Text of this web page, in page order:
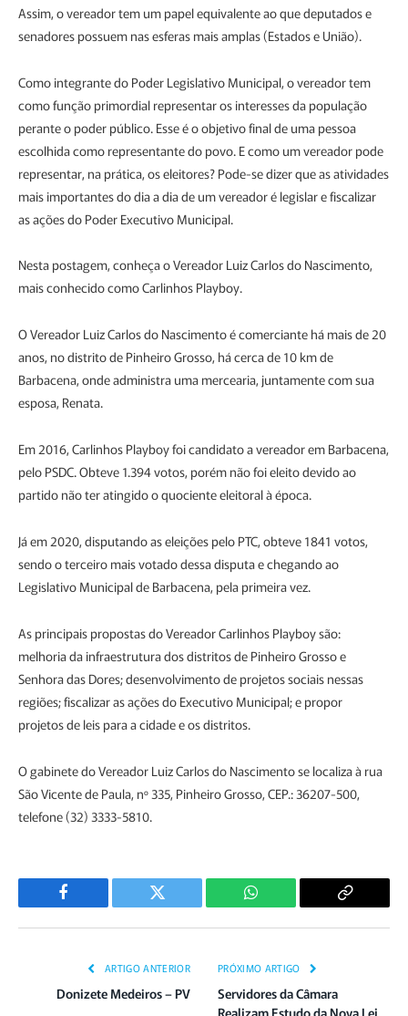
Assim, o vereador tem um papel equivalente ao que deputados e
senadores possuem nas esferas mais amplas (Estados e União).
Como integrante do Poder Legislativo Municipal, o vereador tem
como função primordial representar os interesses da população
perante o poder público. Esse é o objetivo final de uma pessoa
escolhida como representante do povo. E como um vereador pode
representar, na prática, os eleitores? Pode-se dizer que as atividades
mais importantes do dia a dia de um vereador é legislar e fiscalizar
as ações do Poder Executivo Municipal.
Nesta postagem, conheça o Vereador Luiz Carlos do Nascimento,
mais conhecido como Carlinhos Playboy.
O Vereador Luiz Carlos do Nascimento é comerciante há mais de 20
anos, no distrito de Pinheiro Grosso, há cerca de 10 km de
Barbacena, onde administra uma mercearia, juntamente com sua
esposa, Renata.
Em 2016, Carlinhos Playboy foi candidato a vereador em Barbacena,
pelo PSDC. Obteve 1.394 votos, porém não foi eleito devido ao
partido não ter atingido o quociente eleitoral à época.
Já em 2020, disputando as eleições pelo PTC, obteve 1841 votos,
sendo o terceiro mais votado dessa disputa e chegando ao
Legislativo Municipal de Barbacena, pela primeira vez.
As principais propostas do Vereador Carlinhos Playboy são:
melhoria da infraestrutura dos distritos de Pinheiro Grosso e
Senhora das Dores; desenvolvimento de projetos sociais nessas
regiões; fiscalizar as ações do Executivo Municipal; e propor
projetos de leis para a cidade e os distritos.
O gabinete do Vereador Luiz Carlos do Nascimento se localiza à rua
São Vicente de Paula, nº 335, Pinheiro Grosso, CEP.: 36207-500,
telefone (32) 3333-5810.
Facebook Twitter WhatsApp
Copiar
ARTIGO ANTERIOR
Donizete Medeiros – PV
PRÓXIMO ARTIGO
Servidores da Câmara